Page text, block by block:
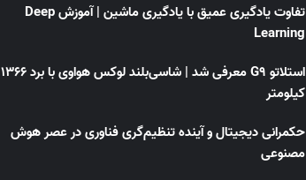
تفاوت یادگیری عمیق با یادگیری ماشین | آموزش Deep
Learning
استلاتو G9 معرفی شد | شاسی‌بلند لوکس هواوی با برد ۱۳۶۶
کیلومتر
حکمرانی دیجیتال و آینده تنظیم‌گری فناوری در عصر هوش
مصنوعی